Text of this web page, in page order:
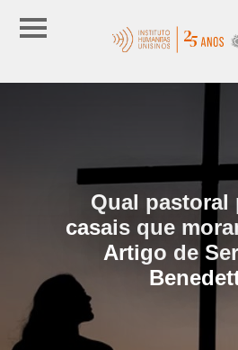
Qual pastoral
casais que
Artigo de